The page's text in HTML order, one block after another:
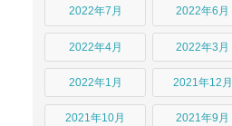
2022年7月 2022年6月
2022年4月 2022年3月
2022年1月 2021年12月
2021年10月 2021年9月